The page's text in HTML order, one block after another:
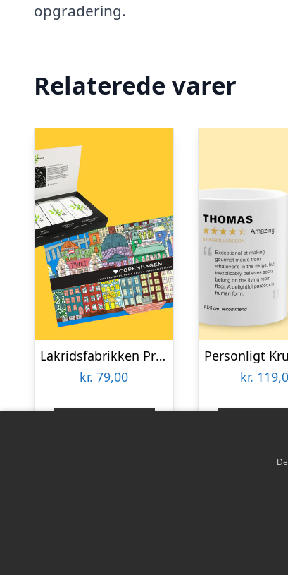
opgradering.
Relaterede varer
Lakridsfabrikken Premiumlakrids – Copenhagen
kr. 79,00
kr.